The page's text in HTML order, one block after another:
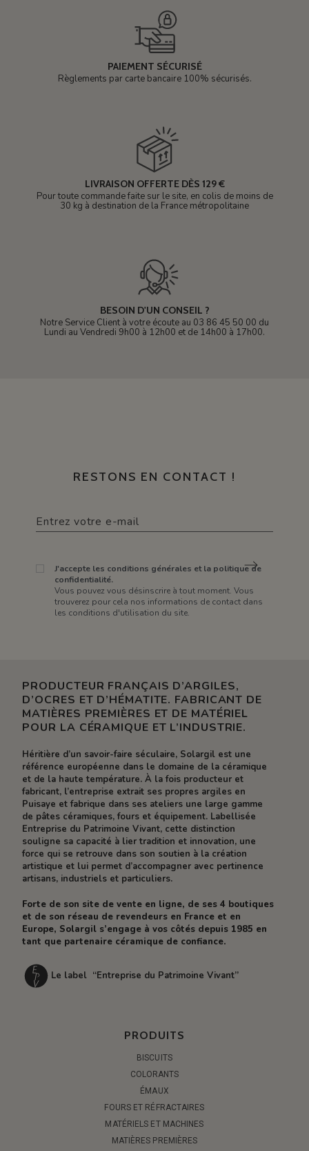
PAIEMENT SÉCURISÉ
Règlements par carte bancaire 100% sécurisés.
LIVRAISON OFFERTE DÈS 129 €
Pour toute commande faite sur le site, en colis de moins de
30 kg à destination de la France métropolitaine
BESOIN D'UN CONSEIL ?
Notre Service Client à votre écoute au 03 86 45 50 00 du
Lundi au Vendredi 9h00 à 12h00 et de 14h00 à 17h00.
RESTONS EN CONTACT !
J'accepte les conditions générales et la politique de
confidentialité.
Vous pouvez vous désinscrire à tout moment. Vous
trouverez pour cela nos informations de contact dans
les conditions d'utilisation du site.
PRODUCTEUR FRANÇAIS D’ARGILES,
D’OCRES ET D’HÉMATITE. FABRICANT DE
MATIÈRES PREMIÈRES ET DE MATÉRIEL
POUR LA CÉRAMIQUE ET L’INDUSTRIE.
Héritière d’un savoir-faire séculaire, Solargil est une
référence européenne dans le domaine de la céramique
et de la haute température. À la fois producteur et
fabricant, l’entreprise extrait ses propres argiles en
Puisaye et fabrique dans ses ateliers une large gamme
de pâtes céramiques, fours et équipement. Labellisée
Entreprise du Patrimoine Vivant, cette distinction
souligne sa capacité à lier tradition et innovation, une
force qui se retrouve dans son soutien à la création
artistique et lui permet d’accompagner avec pertinence
artisans, industriels et particuliers.
Forte de son site de vente en ligne, de ses 4 boutiques
et de son réseau de revendeurs en France et en
Europe, Solargil s’engage à vos côtés depuis 1985 en
tant que partenaire céramique de confiance.
Le label “Entreprise du Patrimoine Vivant”
PRODUITS
BISCUITS
COLORANTS
ÉMAUX
FOURS ET RÉFRACTAIRES
MATÉRIELS ET MACHINES
MATIÈRES PREMIÈRES